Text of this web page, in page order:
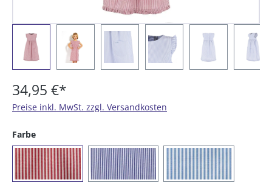
34,95 €*
Preise inkl. MwSt. zzgl. Versandkosten
Farbeauswählen
(023) rot/weiß gestreift(054) marine / weiß gestreift